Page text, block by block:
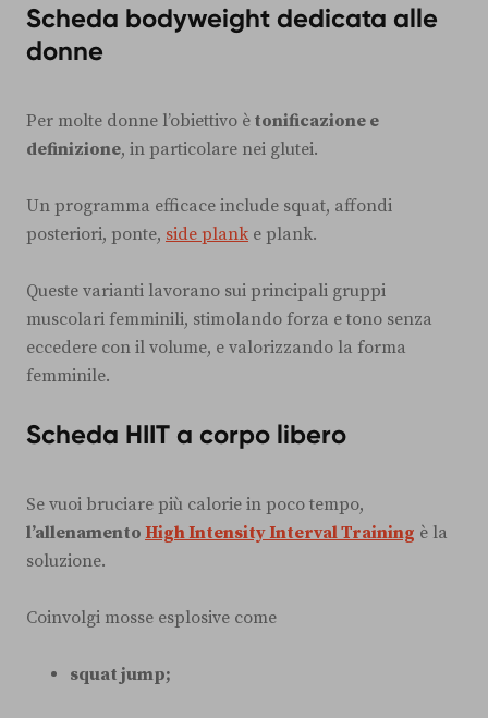
Scheda bodyweight dedicata alle
donne
Per molte donne l’obiettivo è tonificazione e
definizione, in particolare nei glutei.
Un programma efficace include squat, affondi
posteriori, ponte, side plank e plank.
Queste varianti lavorano sui principali gruppi
muscolari femminili, stimolando forza e tono senza
eccedere con il volume, e valorizzando la forma
femminile.
Scheda HIIT a corpo libero
Se vuoi bruciare più calorie in poco tempo,
l’allenamento High Intensity Interval Training è la
soluzione.
Coinvolgi mosse esplosive come
squat jump;